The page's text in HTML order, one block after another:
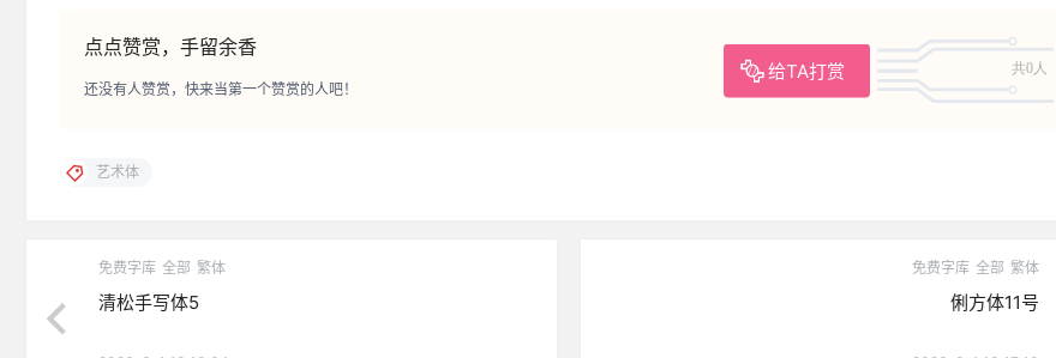
点点赞赏，手留余香
给TA打赏 共0人
还没有人赞赏，快来当第一个赞赏的人吧！
艺术体
免费字库 全部 繁体
清松手写体5
免费字库 全部 繁体
俐方体11号